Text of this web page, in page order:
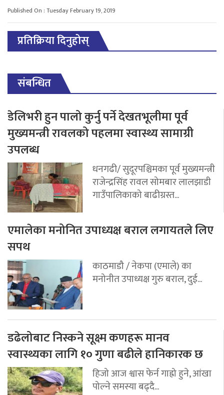
Published On : Tuesday February 19, 2019
प्रतिक्रिया दिनुहोस्
संबन्धित
डेलिभरी हुन पालो कुर्नु पर्ने देखतभूलीमा पूर्व
मुख्यमन्त्री रावलको पहलमा स्वास्थ्य सामाग्री
उपलब्ध
धनगढी/ सुदूरपश्चिमका पूर्व मुख्यमन्त्री
राजेन्द्रसिंह रावल सोमबार लालझाडी
गाउँपालिकाको बाढीग्रस्त...
एमालेका मनोनित उपाध्यक्ष बराल लगायतले लिए
सपथ
काठमाडौ / नेकपा (एमाले) का
मनोनीत उपाध्यक्ष गुरु बराल, दुई...
डढेलोबाट निस्कने सूक्ष्म कणहरू मानव
स्वास्थ्यका लागि १० गुणा बढीले हानिकारक छ
हिजो आज श्वास फेर्न गाह्रो हुने, आंखा
पोल्ने समस्या बढ्दै...